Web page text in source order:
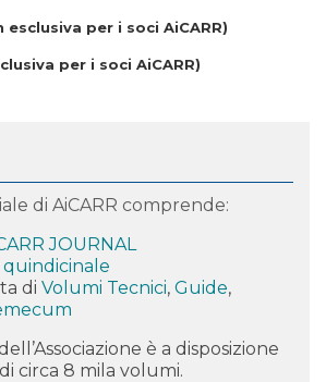
di AiCARR comprende:
JOURNAL
di Volumi Tecnici, Guide,
è a disposizione
circa 8 mila volumi.
esclusiva per i soci AiCARR)
per i soci AiCARR)